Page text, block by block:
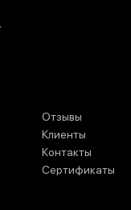
Отзывы
Клиенты
Контакты
Сертификаты